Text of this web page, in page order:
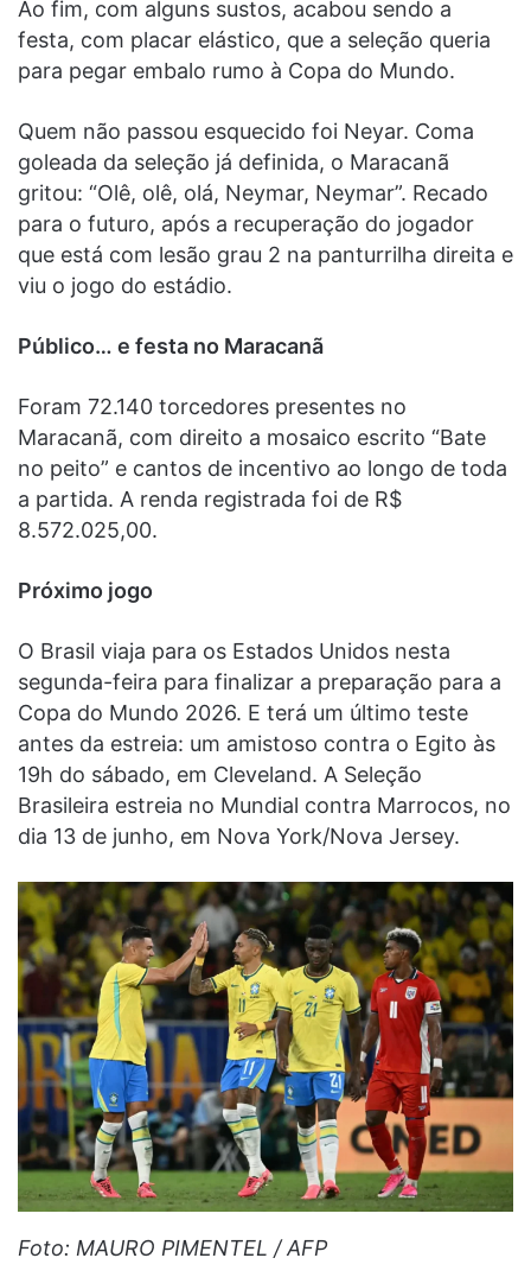
Ao fim, com alguns sustos, acabou sendo a
festa, com placar elástico, que a seleção queria
para pegar embalo rumo à Copa do Mundo.
Quem não passou esquecido foi Neyar. Coma
goleada da seleção já definida, o Maracanã
gritou: “Olê, olê, olá, Neymar, Neymar”. Recado
para o futuro, após a recuperação do jogador
que está com lesão grau 2 na panturrilha direita e
viu o jogo do estádio.
Público… e festa no Maracanã
Foram 72.140 torcedores presentes no
Maracanã, com direito a mosaico escrito “Bate
no peito” e cantos de incentivo ao longo de toda
a partida. A renda registrada foi de R$
8.572.025,00.
Próximo jogo
O Brasil viaja para os Estados Unidos nesta
segunda-feira para finalizar a preparação para a
Copa do Mundo 2026. E terá um último teste
antes da estreia: um amistoso contra o Egito às
19h do sábado, em Cleveland. A Seleção
Brasileira estreia no Mundial contra Marrocos, no
dia 13 de junho, em Nova York/Nova Jersey.
Foto: MAURO PIMENTEL / AFP